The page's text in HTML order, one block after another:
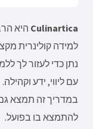
Culinartica היא
למידה קולינרית
נתן כדי לעזור לך
עם ליווי, ידע וקהילה.
במדריך זה תמצא
להתמצא בו בפועל.